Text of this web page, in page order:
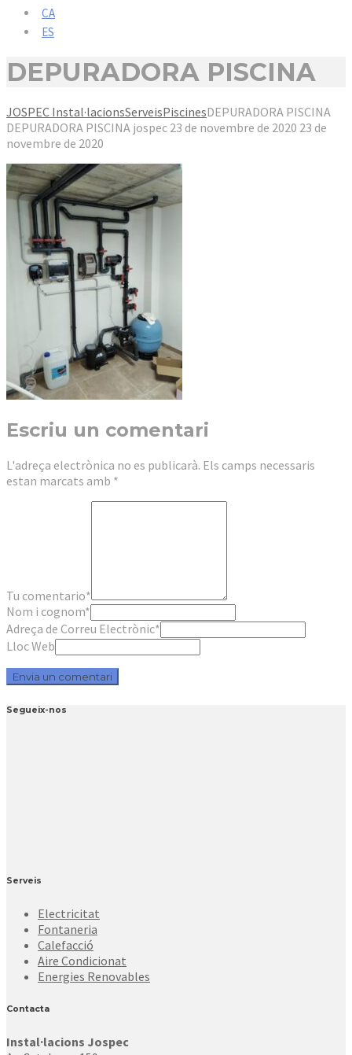
CA
ES
DEPURADORA PISCINA
JOSPEC Instal·lacionsServeisPiscinesDEPURADORA PISCINA
DEPURADORA PISCINA jospec 23 de novembre de 2020 23 de
novembre de 2020
Escriu un comentari
L'adreça electrònica no es publicarà. Els camps necessaris
estan marcats amb *
Tu comentario*
Nom i cognom*
Adreça de Correu Electrònic*
Lloc Web
Segueix-nos
Serveis
Electricitat
Fontaneria
Calefacció
Aire Condicionat
Energies Renovables
Contacta
Instal·lacions Jospec